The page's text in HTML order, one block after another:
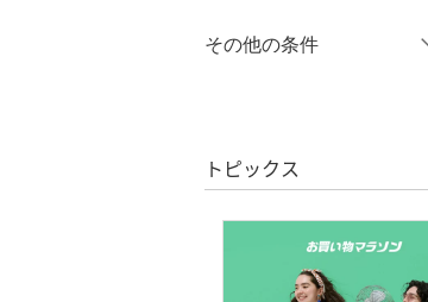
オールインワン・オーバ
シューズ・靴
靴下・レッグウェア
絞り込み
％OFF～ ％OFF
その他の条件
クリア 絞り込み
トピックス